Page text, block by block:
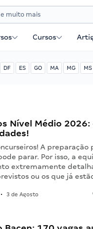
Cursos
DF ES GO MA MG MS
Nível Médio
A preparação
parar. Por isso, a
extremamente
ou os que já
• 3 de Agosto